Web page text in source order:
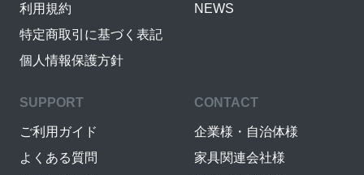
利用規約
特定商取引に基づく表記
個人情報保護方針
NEWS
SUPPORT
ご利用ガイド
よくある質問
CONTACT
企業様・自治体様
家具関連会社様